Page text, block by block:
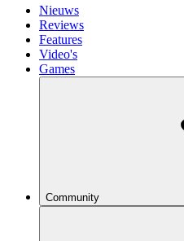
Nieuws
Reviews
Features
Video's
Games
Community